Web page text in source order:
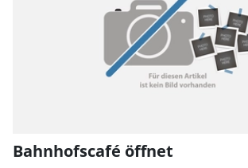
Bahnhofscafé öffnet